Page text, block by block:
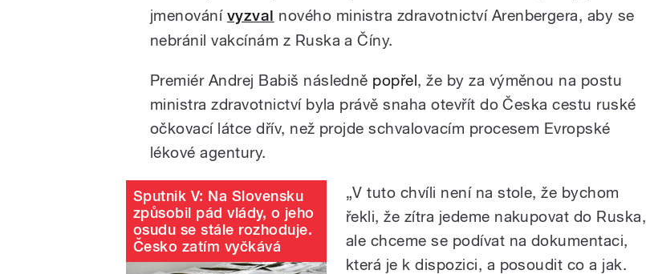
jmenování vyzval nového ministra zdravotnictví Arenbergera, aby se
nebránil vakcínám z Ruska a Číny.
Premiér Andrej Babiš následně popřel, že by za výměnou na postu
ministra zdravotnictví byla právě snaha otevřít do Česka cestu ruské
očkovací látce dřív, než projde schvalovacím procesem Evropské
lékové agentury.
Sputnik V: Na Slovensku
způsobil pád vlády, o jeho
osudu se stále rozhoduje.
Česko zatím vyčkává
„V tuto chvíli není na stole, že bychom
řekli, že zítra jedeme nakupovat do Ruska,
ale chceme se podívat na dokumentaci,
která je k dispozici, a posoudit co a jak.